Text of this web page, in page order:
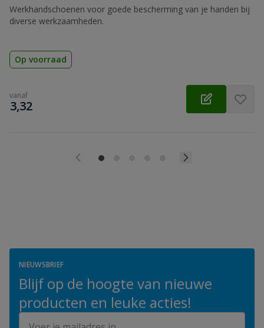
Werkhandschoenen voor goede bescherming van je handen bij
diverse werkzaamheden.
Op voorraad
vanaf
€
3,32
NIEUWSBRIEF
Blijf op de hoogte van nieuwe
producten en leuke acties!